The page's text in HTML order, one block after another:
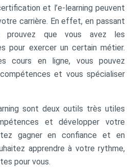
et l’e-learning peuvent
carrière. En effet, en passant
prouvez que vous avez les
pour exercer un certain métier.
cours en ligne, vous pouvez
et vous spécialiser
sont deux outils très utiles
et développer votre
gagner en confiance et en
apprendre à votre rythme,
pour vous.